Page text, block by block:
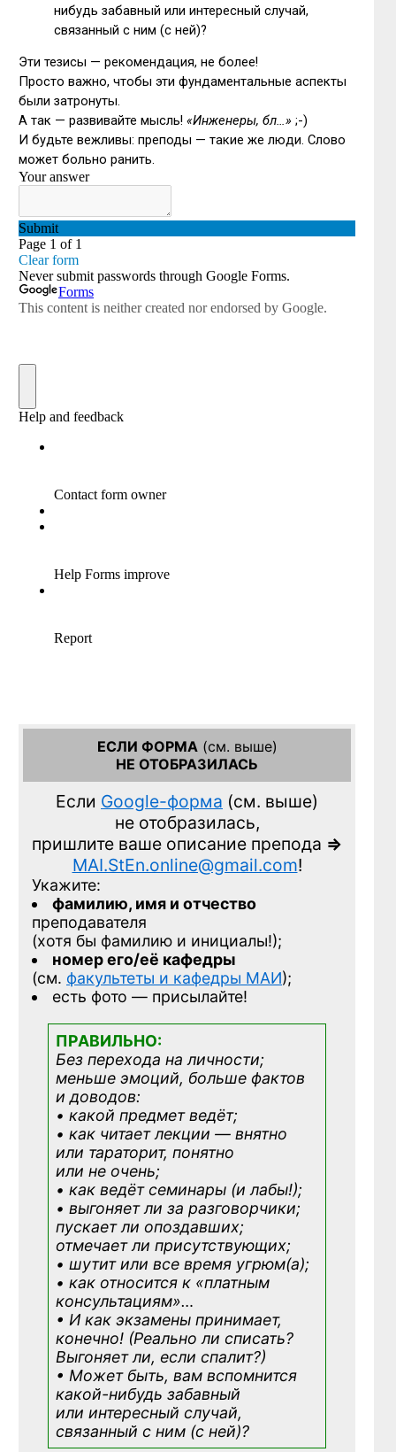
ЕСЛИ ФОРМА(см. выше)
НЕ ОТОБРАЗИЛАСЬ
Если Google-форма (см. выше)
не отобразилась,
пришлите ваше описание препода =>
MAI.StEn.online@gmail.com!
Укажите:
фамилию, имя и отчество
преподавателя
(хотя бы фамилию и инициалы!);
номер его/её кафедры
(см. факультеты и кафедры МАИ);
есть фото — присылайте!
ПРАВИЛЬНО:
Без перехода на личности;
меньше эмоций, больше фактов
и доводов:
• какой предмет ведёт;
• как читает лекции — внятно
или тараторит, понятно
или не очень;
• как ведёт семинары (и лабы!);
• выгоняет ли за разговорчики;
пускает ли опоздавших;
отмечает ли присутствующих;
• шутит или все время угрюм(а);
• как относится к «платным
консультациям»…
• И как экзамены принимает,
конечно! (Реально ли списать?
Выгоняет ли, если спалит?)
• Может быть, вам вспомнится
какой-нибудь забавный
или интересный случай,
связанный с ним (с ней)?